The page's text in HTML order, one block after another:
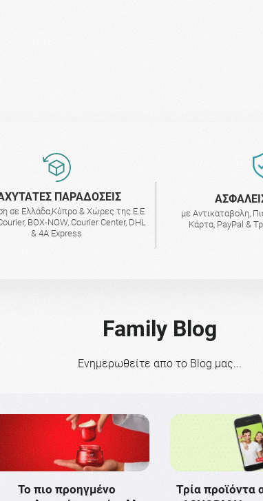
ΠΑΡΑΔΟΣΕΙΣ
σε Ελλάδα,Κύπρο & Χώρες της Ε.Ε
BOX-NOW, Courier Center, DHL
& 4A Express
με Αντικαταβολη,
Κάρτα, PayPal &
Family Blog
Ενημερωθείτε απο το Blog μας...
Το πιο προηγμένο
Τρία προϊόντα